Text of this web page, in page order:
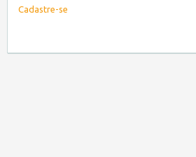
Cadastre-se